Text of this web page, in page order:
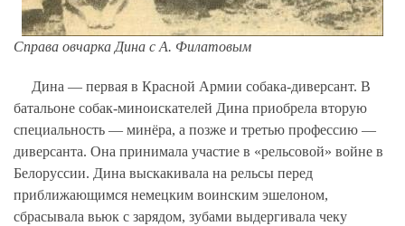
Справа овчарка Дина с А. Филатовым
Дина — первая в Красной Армии собака-диверсант. В
батальоне собак-миноискателей Дина приобрела вторую
специальность — минёра, а позже и третью профессию —
диверсанта. Она принимала участие в «рельсовой» войне в
Белоруссии. Дина выскакивала на рельсы перед
приближающимся немецким воинским эшелоном,
сбрасывала вьюк с зарядом, зубами выдергивала чеку